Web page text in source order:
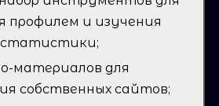
профилем и изучения
статистики;
материалов для
собственных сайтов;